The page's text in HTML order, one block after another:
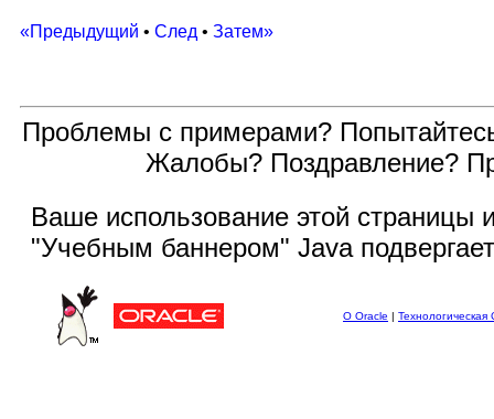
«Предыдущий • След • Затем»
Проблемы с примерами?
Жалобы? Поздравление?
Ваше использование этой страницы
"Учебным баннером" Java
О Oracle | Технологическая